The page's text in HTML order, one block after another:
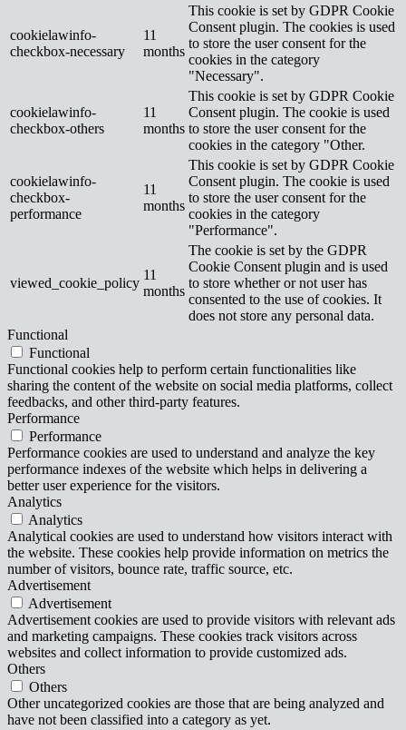
cookielawinfo-
checkbox-necessary
11
months
This cookie is set by GDPR Cookie
Consent plugin. The cookies is used
to store the user consent for the
cookies in the category
"Necessary".
cookielawinfo-
checkbox-others
11
months
This cookie is set by GDPR Cookie
Consent plugin. The cookie is used
to store the user consent for the
cookies in the category "Other.
cookielawinfo-
checkbox-
performance
11
months
This cookie is set by GDPR Cookie
Consent plugin. The cookie is used
to store the user consent for the
cookies in the category
"Performance".
viewed_cookie_policy
11
months
The cookie is set by the GDPR
Cookie Consent plugin and is used
to store whether or not user has
consented to the use of cookies. It
does not store any personal data.
Functional
Functional
Functional cookies help to perform certain functionalities like
sharing the content of the website on social media platforms, collect
feedbacks, and other third-party features.
Performance
Performance
Performance cookies are used to understand and analyze the key
performance indexes of the website which helps in delivering a
better user experience for the visitors.
Analytics
Analytics
Analytical cookies are used to understand how visitors interact with
the website. These cookies help provide information on metrics the
number of visitors, bounce rate, traffic source, etc.
Advertisement
Advertisement
Advertisement cookies are used to provide visitors with relevant ads
and marketing campaigns. These cookies track visitors across
websites and collect information to provide customized ads.
Others
Others
Other uncategorized cookies are those that are being analyzed and
have not been classified into a category as yet.